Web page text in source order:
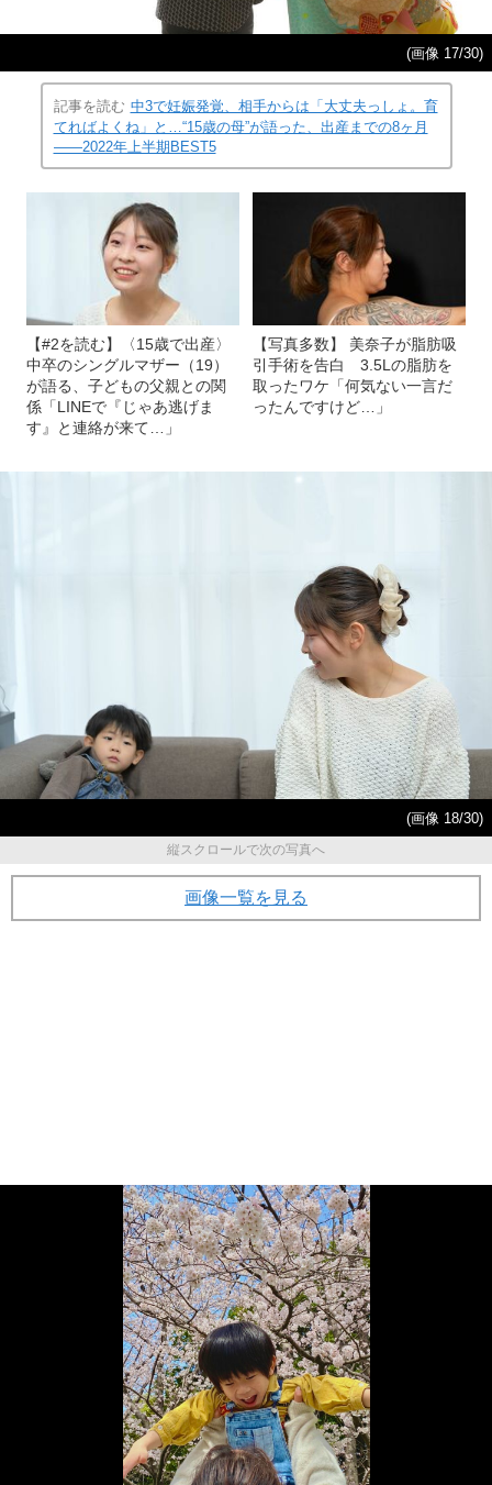
(画像 17/30)
記事を読む 中3で妊娠発覚、相手からは「大丈夫っしょ。育
てればよくね」と…“15歳の母”が語った、出産までの8ヶ月
――2022年上半期BEST5
【#2を読む】〈15歳で出産〉
中卒のシングルマザー（19）
が語る、子どもの父親との関
係「LINEで『じゃあ逃げま
す』と連絡が来て…」
【写真多数】 美奈子が脂肪吸
引手術を告白 3.5Lの脂肪を
取ったワケ「何気ない一言だ
ったんですけど…」
(画像 18/30)
縦スクロールで次の写真へ
画像一覧を見る